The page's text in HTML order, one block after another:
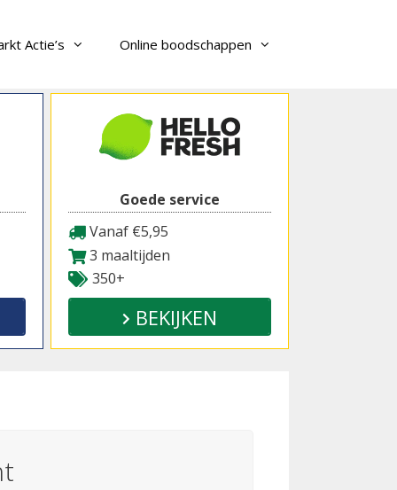
Actie’s Online boodschappen
Goede service
Vanaf €5,95
3 maaltijden
350+
BEKIJKEN